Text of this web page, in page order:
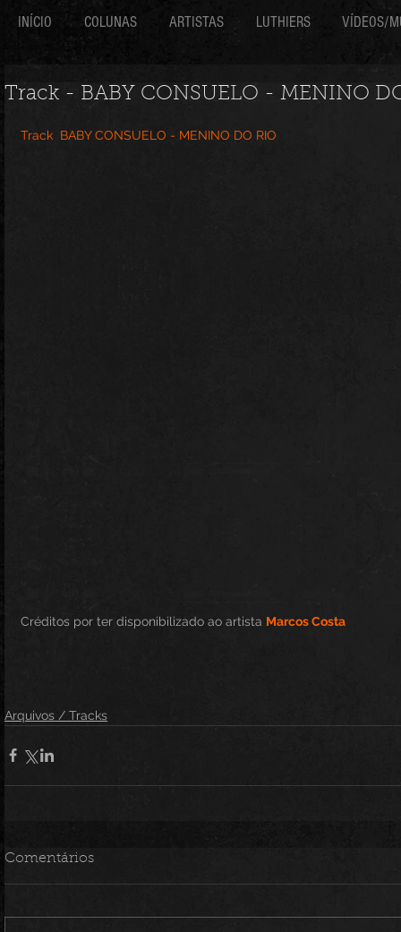
INÍCIO COLUNAS ARTISTAS LUTHIERS VÍDEOS/
Track - BABY CONSUELO - MENINO
Track  BABY CONSUELO - MENINO DO RIO
Créditos por ter disponibilizado ao artista Marcos Costa
Arquivos / Tracks
Comentários